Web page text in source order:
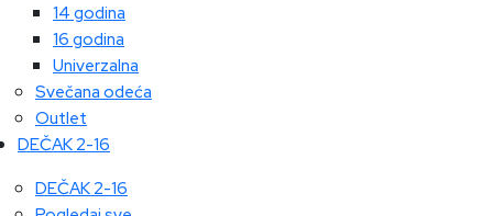
14 godina
16 godina
Univerzalna
Svečana odeća
Outlet
DEČAK 2-16
DEČAK 2-16